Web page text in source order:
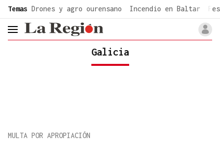
Temas Drones y agro ourensano Incendio en Baltar
header.menu.open
Galicia
MULTA POR APROPIACIÓN